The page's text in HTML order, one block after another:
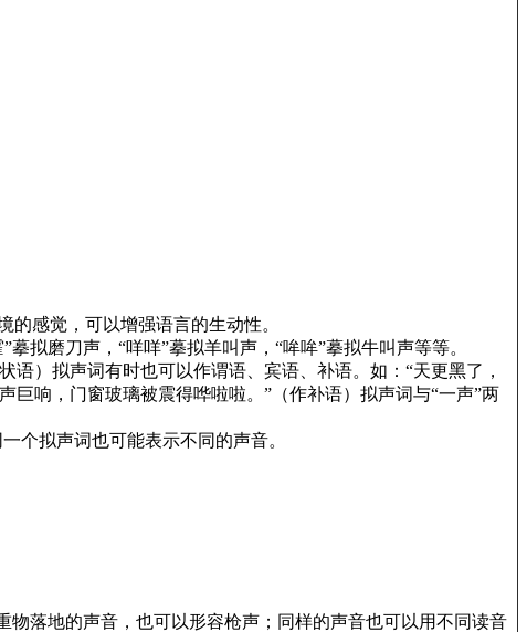
的感觉，可以增强语言的生动性。
拟磨刀声，“咩咩”摹拟羊叫声，“哞哞”摹拟牛叫声等等。
）拟声词有时也可以作谓语、宾语、补语。如：“天更黑了，
巨响，门窗玻璃被震得哗啦啦。”（作补语）拟声词与“一声”两
个拟声词也可能表示不同的声音。
物落地的声音，也可以形容枪声；同样的声音也可以用不同读音